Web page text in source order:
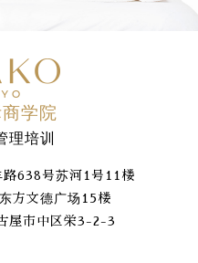
学院
理培训
路638号苏河1号11楼
文德广场15楼
市中区栄3-2-3